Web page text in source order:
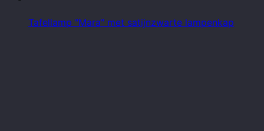
Tafellamp "Mara" met satijnzwarte lampenkap